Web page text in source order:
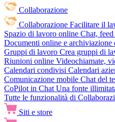
Collaborazione
Collaborazione Facilitare il
Spazio di lavoro online Chat,
Documenti online e archiviazione
Gruppi di lavoro Crea gruppi di
Riunioni online Videochiamate,
Calendari condivisi Calendari
Comunicazione mobile Chat del
CoPilot in Chat Una fonte
Tutte le funzionalità di
Siti e store